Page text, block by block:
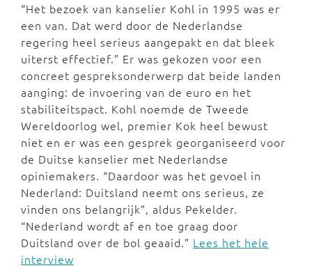
“Het bezoek van kanselier Kohl in 1995 was er
een van. Dat werd door de Nederlandse
regering heel serieus aangepakt en dat bleek
uiterst effectief.” Er was gekozen voor een
concreet gespreksonderwerp dat beide landen
aanging: de invoering van de euro en het
stabiliteitspact. Kohl noemde de Tweede
Wereldoorlog wel, premier Kok heel bewust
niet en er was een gesprek georganiseerd voor
de Duitse kanselier met Nederlandse
opiniemakers. “Daardoor was het gevoel in
Nederland: Duitsland neemt ons serieus, ze
vinden ons belangrijk”, aldus Pekelder.
“Nederland wordt af en toe graag door
Duitsland over de bol geaaid.” Lees het hele
interview